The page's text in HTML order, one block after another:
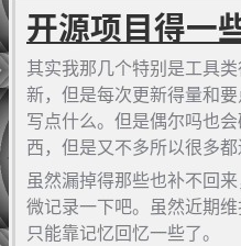
开源项目得一
其实我那几个特别是工具
新，但是每次更新得量和
写点什么。但是偶尔吗也
西，但是又不多所以很多都
虽然漏掉得那些也补不回
微记录一下吧。虽然近期
只能靠记忆回忆一些了。